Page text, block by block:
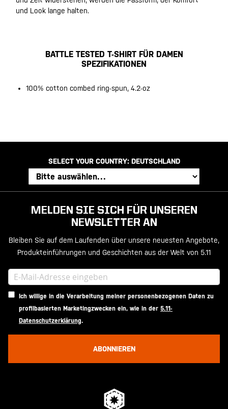
und Look lange halten.
BATTLE TESTED T-SHIRT FÜR DAMEN
SPEZIFIKATIONEN
100% cotton combed ring-spun, 4.2-oz
SELECT YOUR COUNTRY: DEUTSCHLAND
MELDEN SIE SICH FÜR UNSEREN
NEWSLETTER AN
Bleiben Sie auf dem Laufenden über unsere neuesten Angebote,
Produkteinführungen und Geschichten aus der Welt von 5.11
Ich willige in die Verarbeitung meiner personenbezogenen Daten zu
profilbasierten Marketingzwecken ein, wie in der 5.11-
Datenschutzerklärung.
ABONNIEREN